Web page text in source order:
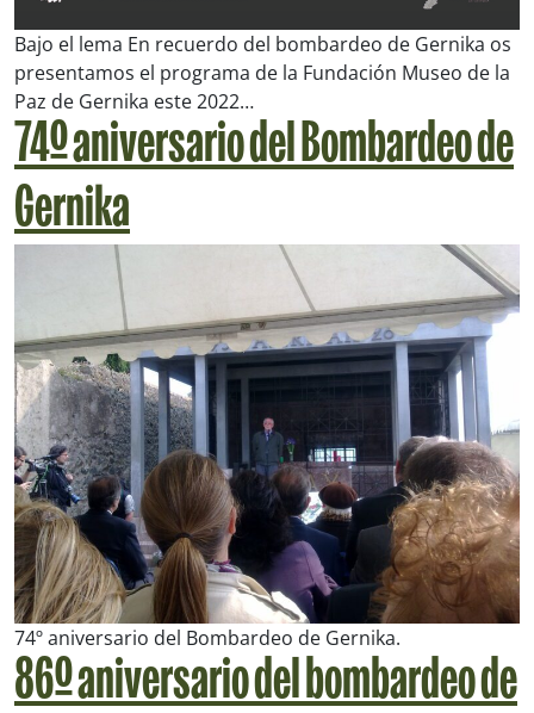
Bajo el lema En recuerdo del bombardeo de Gernika os
presentamos el programa de la Fundación Museo de la
Paz de Gernika este 2022…
74º aniversario del Bombardeo de
Gernika
74º aniversario del Bombardeo de Gernika.
86º aniversario del bombardeo de